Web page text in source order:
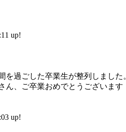
up!
過ごした卒業生が整列しまし
ん、ご卒業おめでとうございます
up!